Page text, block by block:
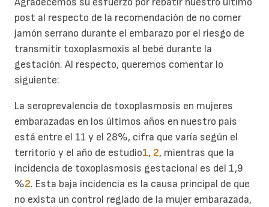
post al respecto de la recomendación de no comer
jamón serrano durante el embarazo por el riesgo de
transmitir toxoplasmoxis al bebé durante la
gestación. Al respecto, queremos comentar lo
siguiente:
La seroprevalencia de toxoplasmosis en mujeres
embarazadas en los últimos años en nuestro país
está entre el 11 y el 28%, cifra que varía según el
territorio y el año de estudio1, 2, mientras que la
incidencia de toxoplasmosis gestacional es del 1,9
%2. Esta baja incidencia es la causa principal de que
no exista un control reglado de la mujer embarazada,